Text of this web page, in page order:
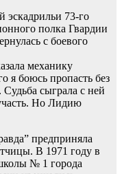
эскадрильи 73-го
полка Гвардии
с боевого
механику
я боюсь пропасть без
Судьба сыграла с ней
Но Лидию
предприняла
В 1971 году в
№ 1 города